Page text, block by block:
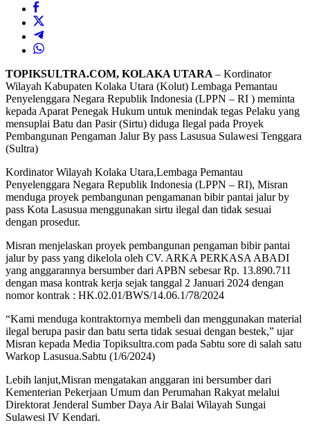
TOPIKSULTRA.COM, KOLAKA UTARA – Kordinator
Wilayah Kabupaten Kolaka Utara (Kolut) Lembaga Pemantau
Penyelenggara Negara Republik Indonesia (LPPN – RI ) meminta
kepada Aparat Penegak Hukum untuk menindak tegas Pelaku yang
mensuplai Batu dan Pasir (Sirtu) diduga Ilegal pada Proyek
Pembangunan Pengaman Jalur By pass Lasusua Sulawesi Tenggara
(Sultra)
Kordinator Wilayah Kolaka Utara,Lembaga Pemantau
Penyelenggara Negara Republik Indonesia (LPPN – RI), Misran
menduga proyek pembangunan pengamanan bibir pantai jalur by
pass Kota Lasusua menggunakan sirtu ilegal dan tidak sesuai
dengan prosedur.
Misran menjelaskan proyek pembangunan pengaman bibir pantai
jalur by pass yang dikelola oleh CV. ARKA PERKASA ABADI
yang anggarannya bersumber dari APBN sebesar Rp. 13.890.711
dengan masa kontrak kerja sejak tanggal 2 Januari 2024 dengan
nomor kontrak : HK.02.01/BWS/14.06.1/78/2024
“Kami menduga kontraktornya membeli dan menggunakan material
ilegal berupa pasir dan batu serta tidak sesuai dengan bestek,” ujar
Misran kepada Media Topiksultra.com pada Sabtu sore di salah satu
Warkop Lasusua.Sabtu (1/6/2024)
Lebih lanjut,Misran mengatakan anggaran ini bersumber dari
Kementerian Pekerjaan Umum dan Perumahan Rakyat melalui
Direktorat Jenderal Sumber Daya Air Balai Wilayah Sungai
Sulawesi IV Kendari.